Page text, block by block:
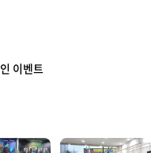
이벤트